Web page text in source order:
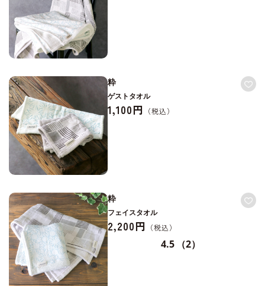
粋
ゲストタオル
1,100円
粋
フェイスタオル
2,200円
4.5 （2）